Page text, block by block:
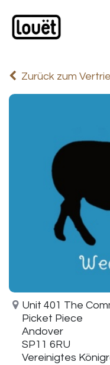
Zurück zum
Unit 401 The
Picket Piece
Andover
SP11 6RU
Vereinigtes